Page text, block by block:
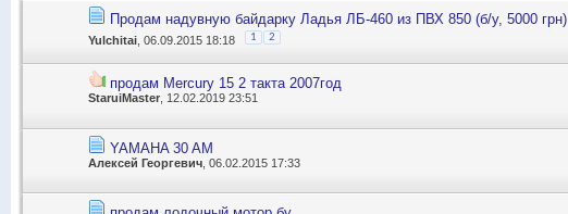
Продам надувную байдарку Ладья ЛБ-460 из ПВХ 850 (б/у, 5000 грн)
Yulchitai , 06.09.2015 18:18 1 2
продам Mercury 15 2 такта 2007год
StaruiMaster , 12.02.2019 23:51
YAMAHA 30 AM
Алексей Георгевич , 06.02.2015 17:33